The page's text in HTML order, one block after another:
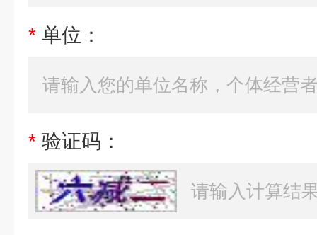
* 单位：
* 验证码：